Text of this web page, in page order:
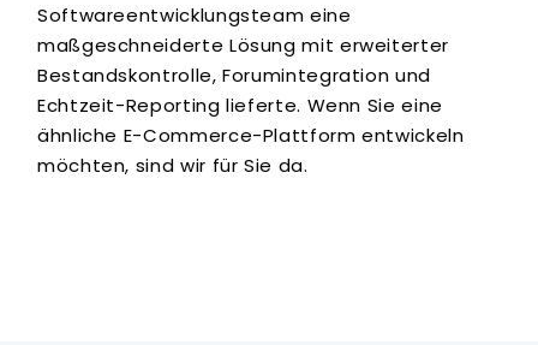
Softwareentwicklungsteam eine
maßgeschneiderte Lösung mit erweiterter
Bestandskontrolle, Forumintegration und
Echtzeit-Reporting lieferte. Wenn Sie eine
ähnliche E-Commerce-Plattform entwickeln
möchten, sind wir für Sie da.